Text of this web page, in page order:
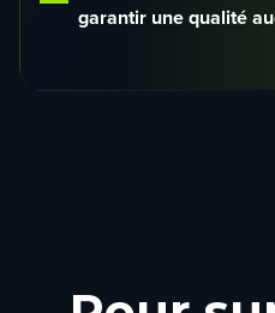
garantir une qualité